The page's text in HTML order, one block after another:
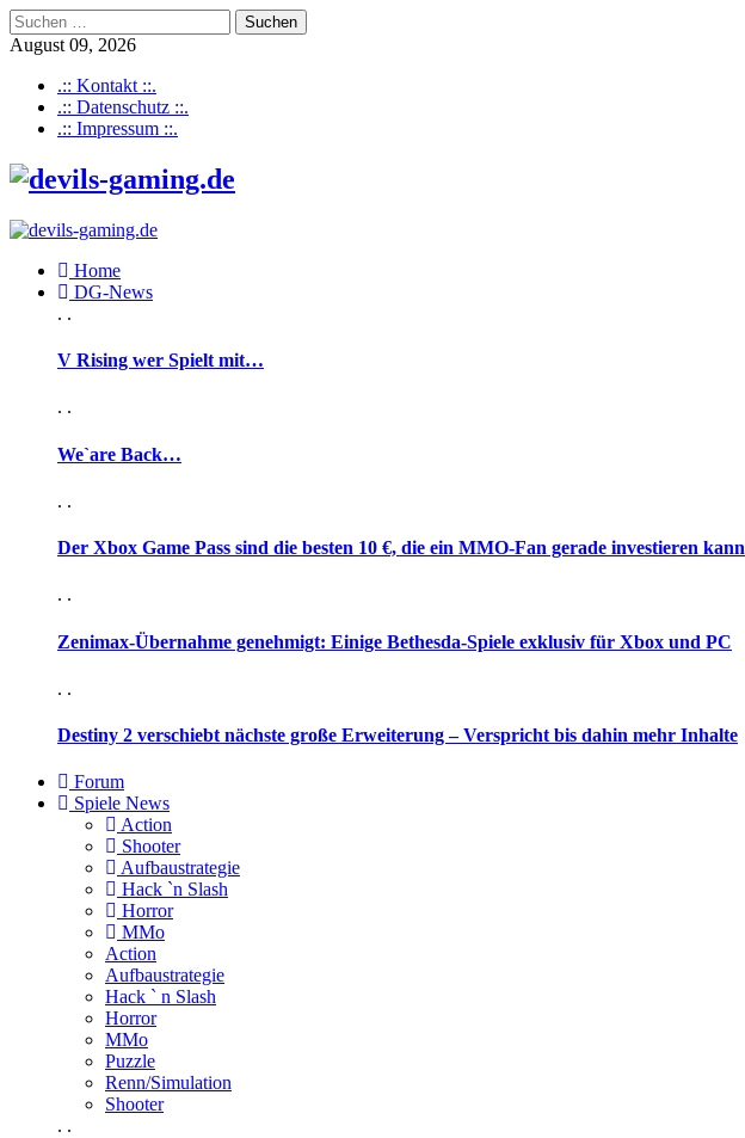
Suchen
nach:
August 09, 2026
.:: Kontakt ::.
.:: Datenschutz ::.
.:: Impressum ::.
Home
DG-News
. .
V Rising wer Spielt mit…
. .
We`are Back…
. .
Der Xbox Game Pass sind die besten 10 €, die ein MMO-Fan gerade investieren kann
. .
Zenimax-Übernahme genehmigt: Einige Bethesda-Spiele exklusiv für Xbox und PC
. .
Destiny 2 verschiebt nächste große Erweiterung – Verspricht bis dahin mehr Inhalte
Forum
Spiele News
Action
Shooter
Aufbaustrategie
Hack `n Slash
Horror
MMo
Action
Aufbaustrategie
Hack ` n Slash
Horror
MMo
Puzzle
Renn/Simulation
Shooter
. .